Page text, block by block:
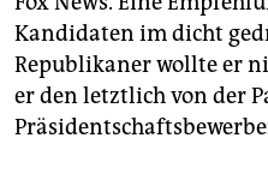
genossenschaft
epaper login
Kandidaten im dicht
Republikaner wollte er
er den letztlich von der